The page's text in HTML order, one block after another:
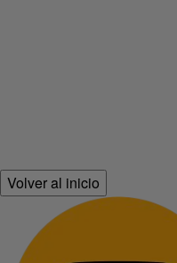
Volver al inicio